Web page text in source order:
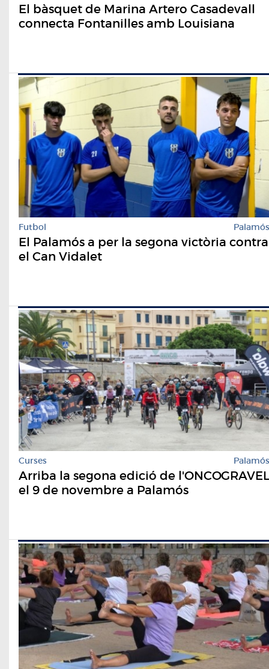
El bàsquet de Marina Artero Casadevall
connecta Fontanilles amb Louisiana
Futbol Palamós
El Palamós a per la segona victòria contra
el Can Vidalet
Curses Palamós
Arriba la segona edició de l'ONCOGRAVEL
el 9 de novembre a Palamós